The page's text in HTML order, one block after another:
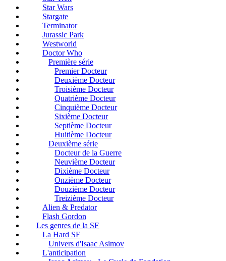
Star Wars
Stargate
Terminator
Jurassic Park
Westworld
Doctor Who
Première série
Premier Docteur
Deuxième Docteur
Troisième Docteur
Quatrième Docteur
Cinquième Docteur
Sixième Docteur
Septième Docteur
Huitième Docteur
Deuxième série
Docteur de la Guerre
Neuvième Docteur
Dixième Docteur
Onzième Docteur
Douzième Docteur
Treizième Docteur
Alien & Predator
Flash Gordon
Les genres de la SF
La Hard SF
Univers d'Isaac Asimov
L'anticipation